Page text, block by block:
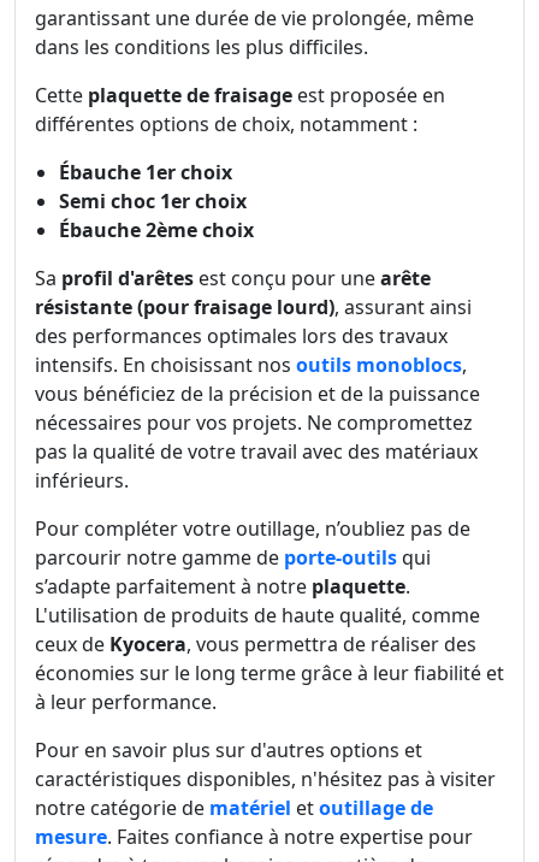
garantissant une durée de vie prolongée, même
dans les conditions les plus difficiles.
Cette plaquette de fraisage est proposée en
différentes options de choix, notamment :
Ébauche 1er choix
Semi choc 1er choix
Ébauche 2ème choix
Sa profil d'arêtes est conçu pour unearête
résistante (pour fraisage lourd), assurant ainsi
des performances optimales lors des travaux
intensifs. En choisissant nos outils monoblocs,
vous bénéficiez de la précision et de la puissance
nécessaires pour vos projets. Ne compromettez
pas la qualité de votre travail avec des matériaux
inférieurs.
Pour compléter votre outillage, n’oubliez pas de
parcourir notre gamme de porte-outilsqui
s’adapte parfaitement à notre plaquette.
L'utilisation de produits de haute qualité, comme
ceux de Kyocera, vous permettra de réaliser des
économies sur le long terme grâce à leur fiabilité et
à leur performance.
Pour en savoir plus sur d'autres options et
caractéristiques disponibles, n'hésitez pas à visiter
notre catégorie de matériel etoutillage de
mesure. Faites confiance à notre expertise pour